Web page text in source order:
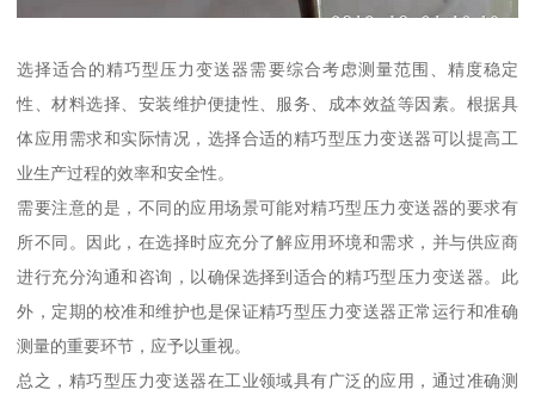
选择适合的精巧型压力变送器需要综合考虑测量范围、精度稳定
性、材料选择、安装维护便捷性、服务、成本效益等因素。根据具
体应用需求和实际情况，选择合适的精巧型压力变送器可以提高工
业生产过程的效率和安全性。
需要注意的是，不同的应用场景可能对精巧型压力变送器的要求有
所不同。因此，在选择时应充分了解应用环境和需求，并与供应商
进行充分沟通和咨询，以确保选择到适合的精巧型压力变送器。此
外，定期的校准和维护也是保证精巧型压力变送器正常运行和准确
测量的重要环节，应予以重视。
总之，精巧型压力变送器在工业领域具有广泛的应用，通过准确测